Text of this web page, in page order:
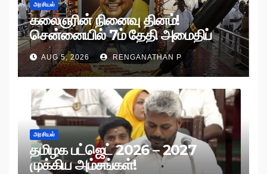
அரசியல்
கலைஞரின் நினைவு தினம்!
சென்னையில் 7ம் தேதி அமைதிப்
பேரணி!
AUG 5, 2026 RENGANATHAN P
அரசியல்
தமிழக பட்ஜெட் 2026 – 2027
முக்கிய அம்சங்கள்!